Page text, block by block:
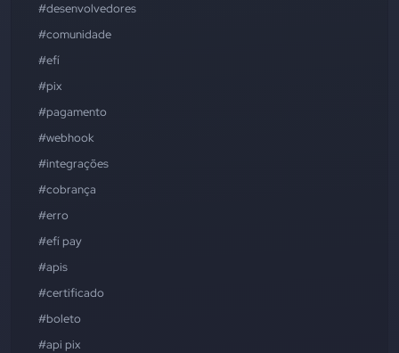
#desenvolvedores
#comunidade
#efí
#pix
#pagamento
#webhook
#integrações
#cobrança
#erro
#efí pay
#apis
#certificado
#boleto
#api pix